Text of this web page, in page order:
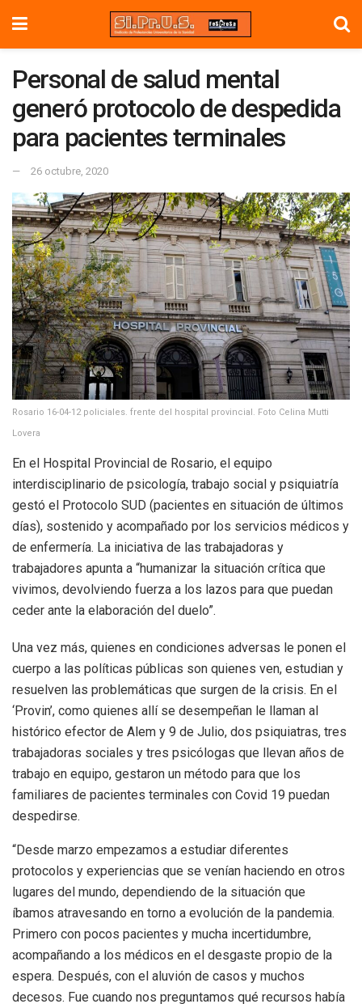
Personal de salud mental
generó protocolo de despedida
para pacientes terminales
26 octubre, 2020
Rosario 16-04-12 policiales. frente del hospital provincial. Foto Celina Mutti
Lovera
En el Hospital Provincial de Rosario, el equipo
interdisciplinario de psicología, trabajo social y psiquiatría
gestó el Protocolo SUD (pacientes en situación de últimos
días), sostenido y acompañado por los servicios médicos y
de enfermería. La iniciativa de las trabajadoras y
trabajadores apunta a “humanizar la situación crítica que
vivimos, devolviendo fuerza a los lazos para que puedan
ceder ante la elaboración del duelo”.
Una vez más, quienes en condiciones adversas le ponen el
cuerpo a las políticas públicas son quienes ven, estudian y
resuelven las problemáticas que surgen de la crisis. En el
‘Provin’, como quienes allí se desempeñan le llaman al
histórico efector de Alem y 9 de Julio, dos psiquiatras, tres
trabajadoras sociales y tres psicólogas que llevan años de
trabajo en equipo, gestaron un método para que los
familiares de pacientes terminales con Covid 19 puedan
despedirse.
“Desde marzo empezamos a estudiar diferentes
protocolos y experiencias que se venían haciendo en otros
lugares del mundo, dependiendo de la situación que
íbamos atravesando en torno a evolución de la pandemia.
Primero con pocos pacientes y mucha incertidumbre,
acompañando a los médicos en el desgaste propio de la
espera. Después, con el aluvión de casos y muchos
decesos. Fue cuando nos preguntamos qué recursos había